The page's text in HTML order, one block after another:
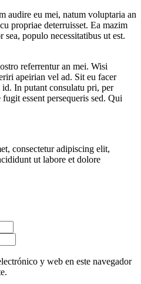
audire eu mei, natum voluptaria an
propriae deterruisset. Ea mazim
populo necessitatibus ut est.
referrentur an mei. Wisi
apeirian vel ad. Sit eu facer
In putant consulatu pri, per
essent persequeris sed. Qui
consectetur adipiscing elit,
ut labore et dolore
y web en este navegador